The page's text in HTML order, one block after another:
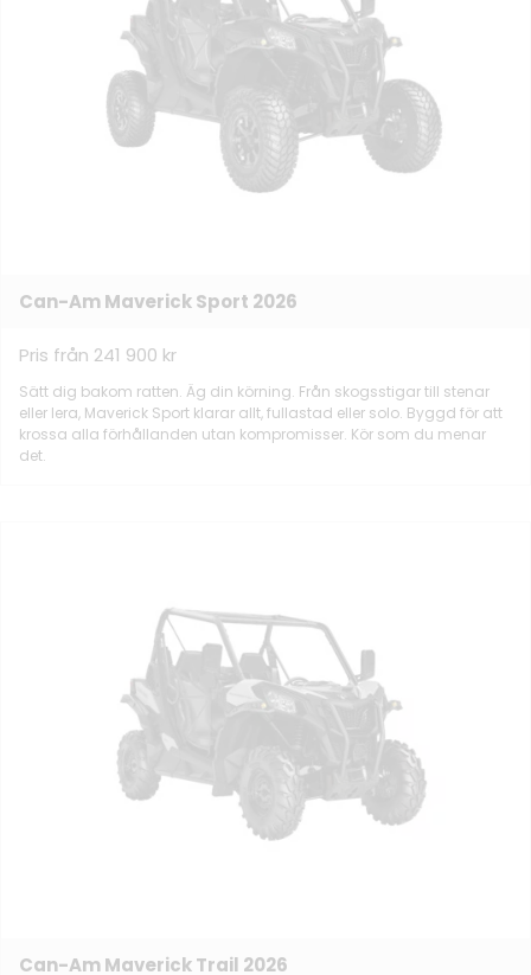
Can-Am Maverick Sport 2026
Pris från 241 900 kr
Sätt dig bakom ratten. Äg din körning. Från skogsstigar till stenar
eller lera, Maverick Sport klarar allt, fullastad eller solo. Byggd för att
krossa alla förhållanden utan kompromisser. Kör som du menar
det.
Can-Am Maverick Trail 2026